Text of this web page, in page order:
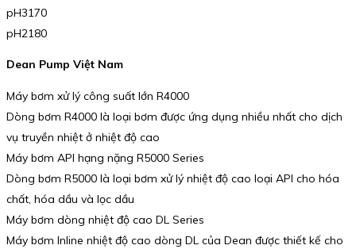
pH3170
pH2180
Dean Pump Việt Nam
Máy bơm xử lý công suất lớn R4000
Dòng bơm R4000 là loại bơm được ứng dụng nhiều nhất cho dịch
vụ truyền nhiệt ở nhiệt độ cao
Máy bơm API hạng nặng R5000 Series
Dòng bơm R5000 là loại bơm xử lý nhiệt độ cao loại API cho hóa
chất, hóa dầu và lọc dầu
Máy bơm dòng nhiệt độ cao DL Series
Máy bơm Inline nhiệt độ cao dòng DL của Dean được thiết kế cho